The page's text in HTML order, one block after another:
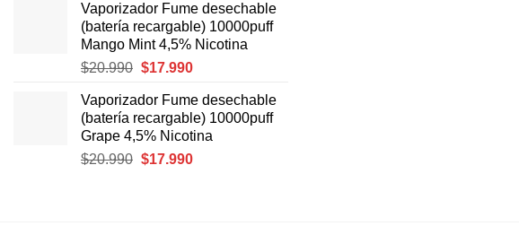
original
era:
$29.990.
actual
es:
$28.990.
Vaporizador Fume desechable
(batería recargable) 10000puff
Mango Mint 4,5% Nicotina
$20.990 El
original
era:
$20.990.
$17.990El
actual
es:
$17.990.
Vaporizador Fume desechable
(batería recargable) 10000puff
Grape 4,5% Nicotina
$20.990 El
$17.990El